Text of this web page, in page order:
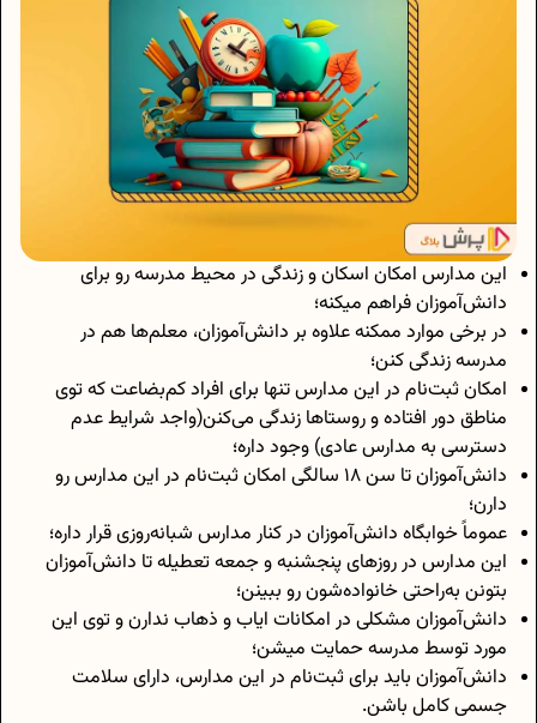
این مدارس امکان اسکان و زندگی در محیط مدرسه رو برای
دانش‌آموزان فراهم میکنه؛
در برخی موارد ممکنه علاوه بر دانش‌آموزان، معلم‌ها هم در
مدرسه زندگی کنن؛
امکان ثبت‌نام در این مدارس تنها برای افراد کم‌بضاعت که توی
مناطق دور افتاده و روستاها زندگی می‌کنن(واجد شرایط عدم
دسترسی به مدارس عادی) وجود داره؛
دانش‌آموزان تا سن 18 سالگی امکان ثبت‌‍‌نام در این مدارس رو
دارن؛
عموماً خوابگاه دانش‌آموزان در کنار مدارس شبانه‌روزی قرار داره؛
این مدارس در روزهای پنجشنبه و جمعه تعطیله تا دانش‌آموزان
بتونن به‌راحتی خانواده‌شون رو ببینن؛
دانش‌آموزان مشکلی در امکانات ایاب و ذهاب ندارن و توی این
مورد توسط مدرسه حمایت میشن؛
دانش‌آموزان باید برای ثبت‌نام در این مدارس، دارای سلامت
جسمی کامل باشن.